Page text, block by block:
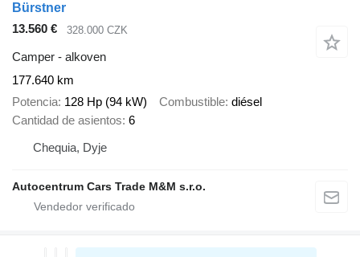
Bürstner
13.560 €
328.000 CZK
Camper - alkoven
177.640 km
Potencia 128 Hp (94 kW) Combustible diésel
Cantidad de asientos 6
Chequia, Dyje
Autocentrum Cars Trade M&M s.r.o.